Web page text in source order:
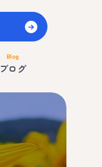
Blog
ブログ